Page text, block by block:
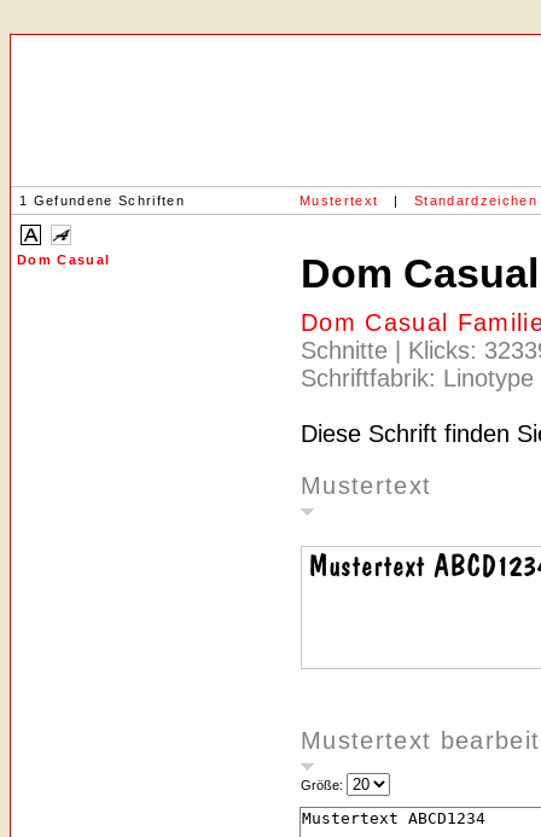
1 Gefundene Schriften Mustertext | Standardzeichen
Dom Casual Dom Casual
Dom Casual
Schnitte | Klicks:
Schriftfabrik: Linotype
Diese Schrift finden
Mustertext
Mustertext
Größe: